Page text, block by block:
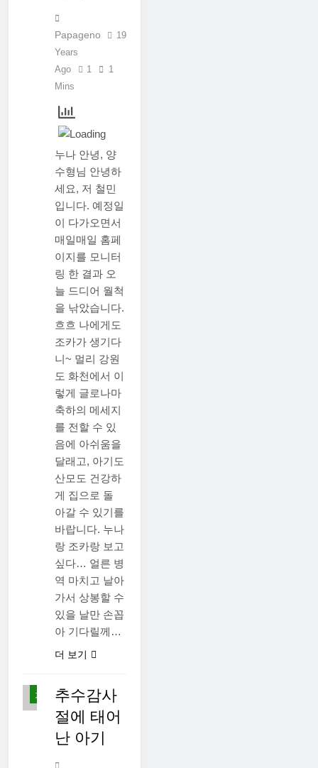
Papageno
19
Years
Ago
1
1
Mins
누나 안녕, 양
수형님 안녕하
세요, 저 철민
입니다. 예정일
이 다가오면서
매일매일 홈페
이지를 모니터
링 한 결과 오
늘 드디어 월척
을 낚았습니다.
흐흐 나에게도
조카가 생기다
니~ 멀리 강원
도 화천에서 이
렇게 글로나마
축하의 메세지
를 전할 수 있
음에 아쉬움을
달래고, 아기도
산모도 건강하
게 집으로 돌
아갈 수 있기를
바랍니다. 누나
랑 조카랑 보고
싶다… 얼른 병
역 마치고 날아
가서 상봉할 수
있을 날만 손꼽
아 기다릴께…
더 보기
야
기
추수감사
절에 태어
난 아기